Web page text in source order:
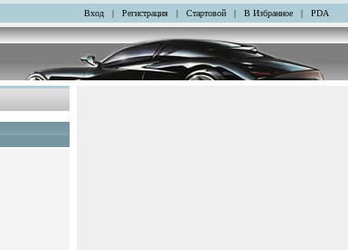
Вход | Регистрация | Стартовой | В Избранное | PDA